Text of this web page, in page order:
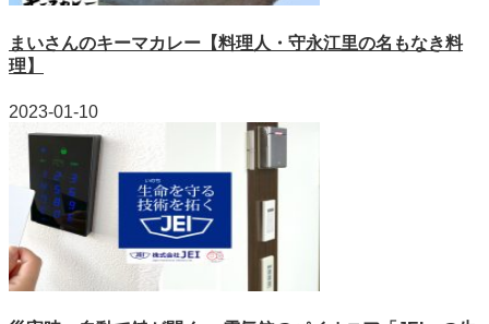
まいさんのキーマカレー【料理人・守永江里の名もなき料
理】
2023-01-10